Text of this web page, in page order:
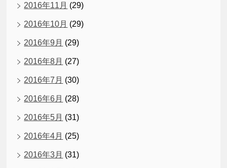
2016年11月 (29)
2016年10月 (29)
2016年9月 (29)
2016年8月 (27)
2016年7月 (30)
2016年6月 (28)
2016年5月 (31)
2016年4月 (25)
2016年3月 (31)